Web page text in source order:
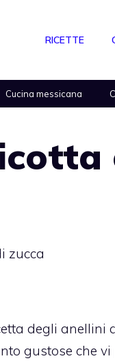
RICETTE
Cucina messicana
zucca
degli anellini
gustose che